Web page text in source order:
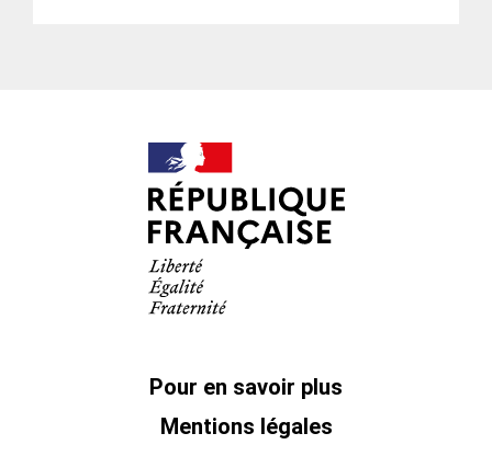
Pour en savoir plus
Mentions légales